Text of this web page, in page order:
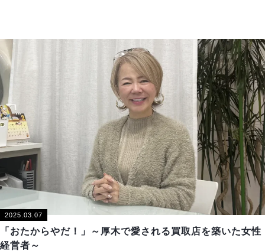
2025.03.07
「おたからやだ！」～厚木で愛される買取店を築いた女性
経営者～